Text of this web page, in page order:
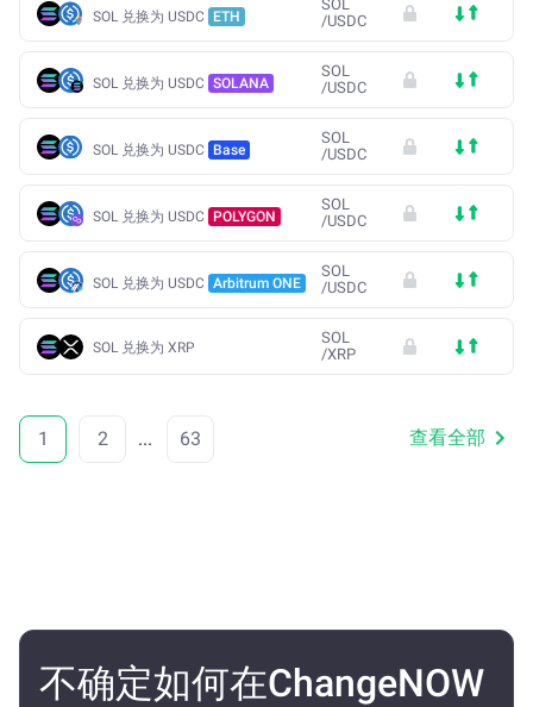
SOL 兑换为 USDC ETH
SOL
/USDC
SOL 兑换为 USDC SOLANA
SOL
/USDC
SOL 兑换为 USDC Base
SOL
/USDC
SOL 兑换为 USDC POLYGON
SOL
/USDC
SOL 兑换为 USDC Arbitrum ONE
SOL
/USDC
SOL 兑换为 XRP
SOL
/XRP
1 2 ... 63 查看全部
不确定如何在ChangeNOW